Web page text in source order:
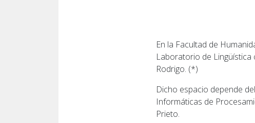
En la Facultad de
Laboratorio de Lingüística
Rodrigo. (*)
Dicho espacio depende
Informáticas de
Prieto.